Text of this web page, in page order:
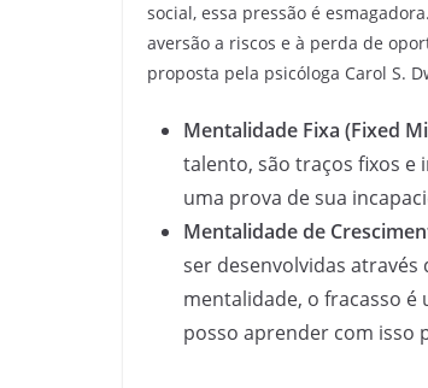
social, essa pressão é
aversão a riscos e à perda de
proposta pela psicóloga Carol S.
Mentalidade Fixa (Fixed
talento, são traços fixos e
uma prova de sua
Mentalidade de
ser desenvolvidas
mentalidade, o fracasso é
posso aprender com isso